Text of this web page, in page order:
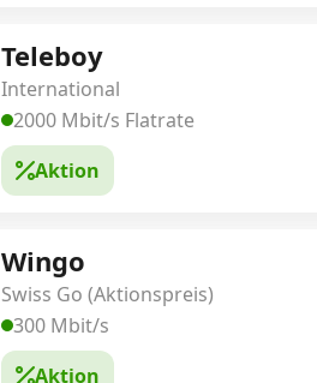
Teleboy
International
2000 Mbit/s Flatrate
Aktion
Wingo
Swiss Go (Aktionspreis)
300 Mbit/s
Aktion